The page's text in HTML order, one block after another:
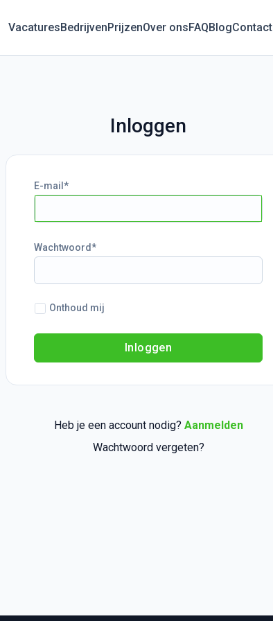
VacaturesBedrijvenPrijzenOver onsFAQBlogContact
Inloggen
E-mail
Wachtwoord
Onthoud mij
Inloggen
Heb je een account nodig? Aanmelden
Wachtwoord vergeten?